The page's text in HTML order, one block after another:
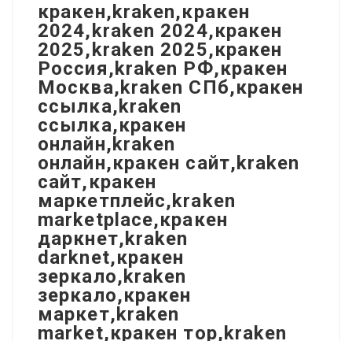
кракен,kraken,кракен
2024,kraken 2024,кракен
2025,kraken 2025,кракен
Россия,kraken РФ,кракен
Москва,kraken СПб,кракен
ссылка,kraken
ссылка,кракен
онлайн,kraken
онлайн,кракен сайт,kraken
сайт,кракен
маркетплейс,kraken
marketplace,кракен
даркнет,kraken
darknet,кракен
зеркало,kraken
зеркало,кракен
маркет,kraken
market,кракен тор,kraken